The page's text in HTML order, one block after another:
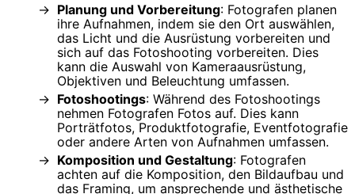
Planung und Vorbereitung: Fotografen planen
ihre Aufnahmen, indem sie den Ort auswählen,
das Licht und die Ausrüstung vorbereiten und
sich auf das Fotoshooting vorbereiten. Dies
kann die Auswahl von Kameraausrüstung,
Objektiven und Beleuchtung umfassen.
Fotoshootings: Während des Fotoshootings
nehmen Fotografen Fotos auf. Dies kann
Porträtfotos, Produktfotografie, Eventfotografie
oder andere Arten von Aufnahmen umfassen.
Komposition und Gestaltung: Fotografen
achten auf die Komposition, den Bildaufbau und
das Framing, um ansprechende und ästhetische